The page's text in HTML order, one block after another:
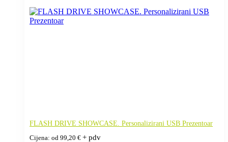
FLASH DRIVE SHOWCASE. Personalizirani USB Prezentoar
Cijena: od 99,20 € + pdv